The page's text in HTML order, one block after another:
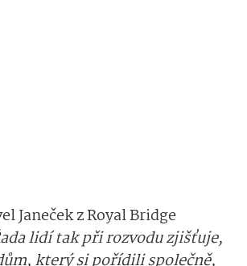
Janeček z Royal Bridge
lidí tak při rozvodu zjišťuje,
který si pořídili společně,